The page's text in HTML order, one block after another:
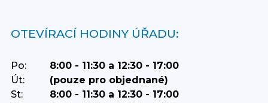
OTEVÍRACÍ HODINY ÚŘADU:
Po:
8:00 - 11:30 a 12:30 - 17:00
Út:
(pouze pro objednané)
St:
8:00 - 11:30 a 12:30 - 17:00